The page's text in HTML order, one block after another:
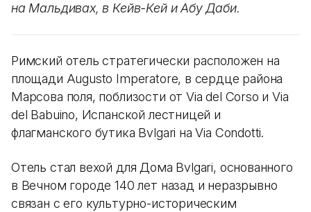
на Мальдивах, в Кейв-Кей и Абу Даби.
Римский отель стратегически расположен на
площади Augusto Imperatore, в сердце района
Марсова поля, поблизости от Via del Corso и Via
del Babuino, Испанской лестницей и
флагманского бутика Bvlgari на Via Condotti.
Отель стал вехой для Дома Bvlgari, основанного
в Вечном городе 140 лет назад и неразрывно
связан с его культурно-историческим